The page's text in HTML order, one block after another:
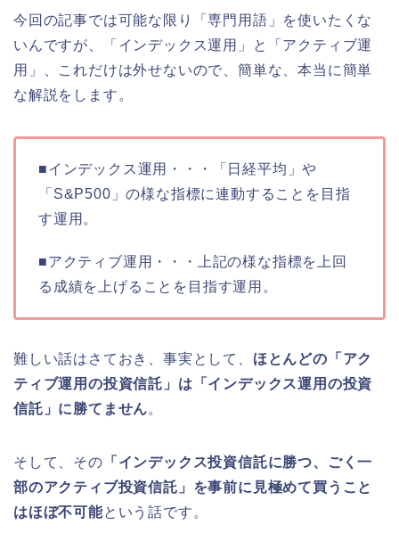
今回の記事では可能な限り「専門用語」を使いたくな
いんですが、「インデックス運用」と「アクティブ運
用」、これだけは外せないので、簡単な、本当に簡単
な解説をします。
■インデックス運用・・・「日経平均」や
「S&P500」の様な指標に連動することを目指
す運用。
■アクティブ運用・・・上記の様な指標を上回
る成績を上げることを目指す運用。
難しい話はさておき、事実として、 ほとんどの「アク
ティブ運用の投資信託」は「インデックス運用の投資
信託」に勝てません。
そして、その 「インデックス投資信託に勝つ、ごく一
部のアクティブ投資信託」を事前に見極めて買うこと
はほぼ不可能という話です。